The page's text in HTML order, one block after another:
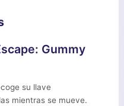
Gummy
su llave
mientras se mueve.